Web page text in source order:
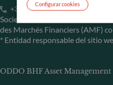
+33 1 44 51 80 28
Sociedad Gestora de Carteras
des Marchés Financiers (AMF)
* Entidad responsable del sitio
ODDO BHF Asset
Configurar cookies